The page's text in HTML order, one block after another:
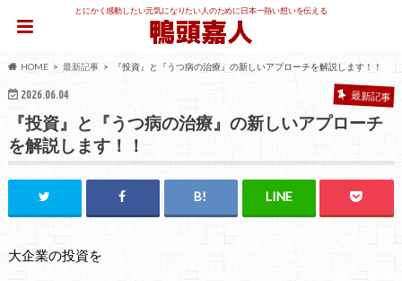
とにかく感動したい元気になりたい人のために日本一熱い想いを伝える
HOME 最新記事 『投資』と『うつ病の治療』の新しいアプローチを解説します！！
2026.06.04 最新記事
『投資』と『うつ病の治療』の新しいアプローチ
を解説します！！
大企業の投資を